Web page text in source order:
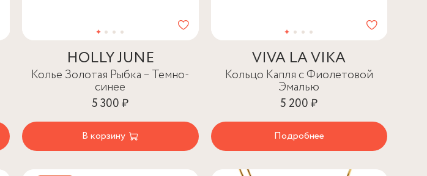
HOLLY JUNE
Колье Золотая Рыбка – Темно-
синее
5 300 ₽
В корзину
VIVA LA VIKA
Кольцо Капля с Фиолетовой
Эмалью
5 200 ₽
Подробнее